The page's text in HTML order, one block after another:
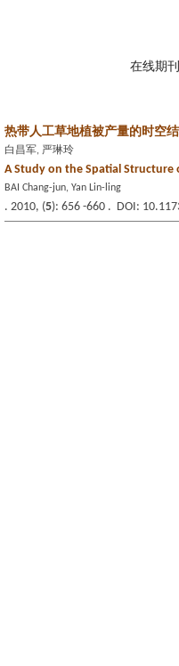
在线期刊
热带人工草地植被产量的时空
白昌军, 严琳玲
A Study on the Spatial Structure
BAI Chang-jun, Yan Lin-ling
. 2010, (5): 656 -660 . DOI: